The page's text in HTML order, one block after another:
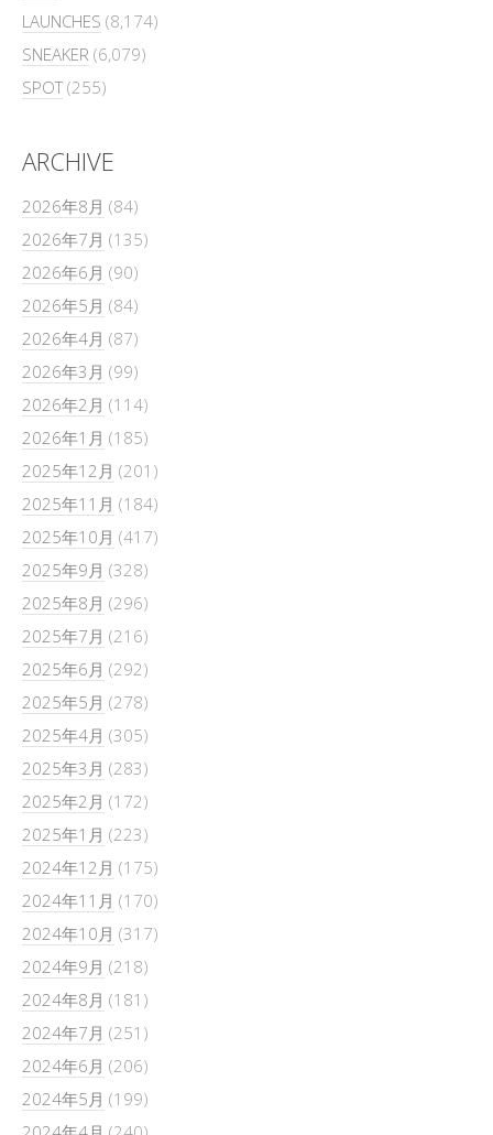
LAUNCHES (8,174)
SNEAKER (6,079)
SPOT(255)
ARCHIVE
2026年8月 (84)
2026年7月 (135)
2026年6月 (90)
2026年5月 (84)
2026年4月 (87)
2026年3月 (99)
2026年2月 (114)
2026年1月 (185)
2025年12月 (201)
2025年11月 (184)
2025年10月 (417)
2025年9月 (328)
2025年8月 (296)
2025年7月 (216)
2025年6月 (292)
2025年5月 (278)
2025年4月 (305)
2025年3月 (283)
2025年2月 (172)
2025年1月 (223)
2024年12月 (175)
2024年11月 (170)
2024年10月 (317)
2024年9月 (218)
2024年8月 (181)
2024年7月 (251)
2024年6月 (206)
2024年5月 (199)